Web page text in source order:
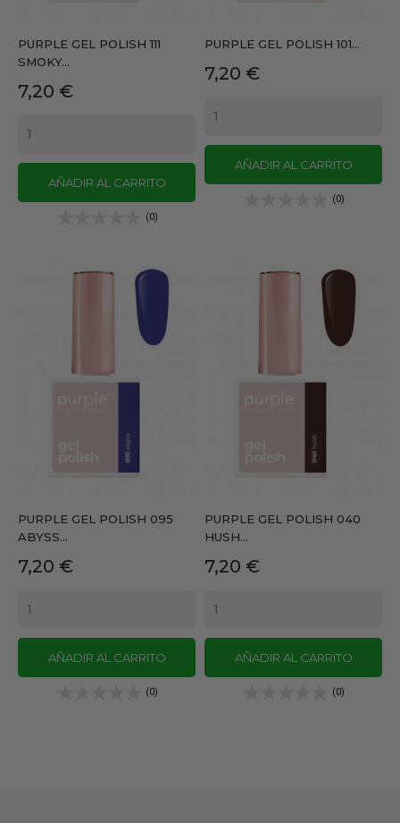
PURPLE GEL POLISH 111
SMOKY...
Precio
7,20 €
AÑADIR AL CARRITO
(0)
PURPLE GEL POLISH 101...
Precio
7,20 €
AÑADIR AL CARRITO
(0)
PURPLE GEL POLISH 095
ABYSS...
Precio
7,20 €
AÑADIR AL CARRITO
(0)
PURPLE GEL POLISH 040
HUSH...
Precio
7,20 €
AÑADIR AL CARRITO
(0)